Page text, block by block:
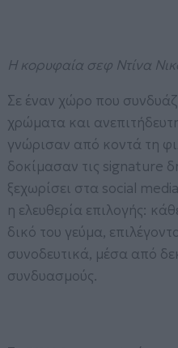
H κορυφαία σεφ Ντίνα
Σε έναν χώρο που
χρώματα και
γνώρισαν από κοντά τη
δοκίμασαν τις signature
ξεχωρίσει στα social
η ελευθερία επιλογής:
δικό του γεύμα,
συνοδευτικά, μέσα από
συνδυασμούς.